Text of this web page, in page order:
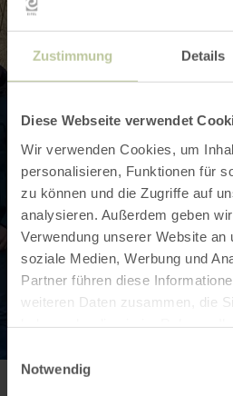
Zustimmung Details
Diese Webseite verwendet
Wir verwenden Cookies, um
personalisieren, Funktionen für
zu können und die Zugriffe auf
analysieren. Außerdem geben
Verwendung unserer Website an
soziale Medien, Werbung und
Partner führen diese
weiteren Daten zusammen, die
Notwendig